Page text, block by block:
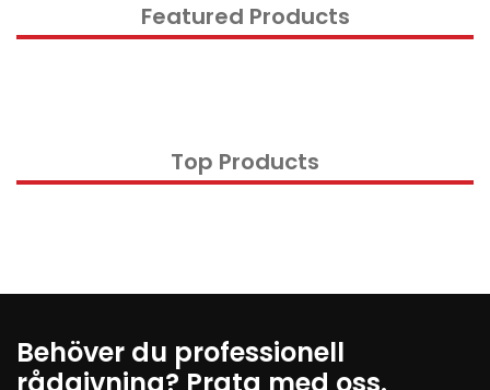
Elektrisk utrustning
Point of Sale
Hushålls- och trädgårdsutrustning
Featured Products
Top Products
Behöver du professionell